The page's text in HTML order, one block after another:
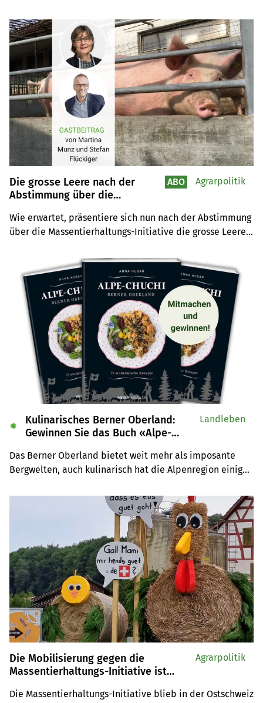
an Unerfreulichem zu berichten. Wir präsentieren in
unserem zweiteiligen Jahresrückblick eine kleine
Auswahl.
Die grosse Leere nach der
Abstimmung über die
Wie erwartet, präsentiere sich nun nach der Abstimmung
über die Massentierhaltungs-Initiative die grosse Leere,
Schweizer Tierschutz (STS) in ihrem Gastbeitrag. Nach
der Sistierung sei bei der agrarpolitischen Vorlage AP22+
mit deren Entschlackung durch den Bundesrat auch das
Tierwohl auf der Strecke geblieben.
ABO Agrarpolitik
Kulinarisches Berner Oberland:
Gewinnen Sie das Buch «Alpe-
Das Berner Oberland bietet weit mehr als imposante
Bergwelten, auch kulinarisch hat die Alpenregion einiges
«Alpe-Chuchi – Berner Oberland» vom Weber Verlag.
✹
Landleben
Die Mobilisierung gegen die
Massentierhaltungs-Initiative ist
Die Massentierhaltungs-Initiative blieb in der Ostschweiz
Agrarpolitik